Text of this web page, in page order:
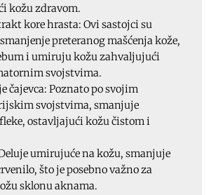
kožu zdravom.
kore hrasta: Ovi sastojci su
preteranog mašćenja kože,
i umiruju kožu zahvaljujući
svojstvima.
čajevca: Poznato po svojim
svojstvima, smanjuje
ostavljajući kožu čistom i
umirujuće na kožu, smanjuje
što je posebno važno za
sklonu aknama.